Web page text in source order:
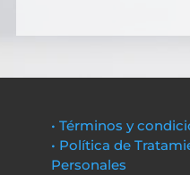
• Términos y
• Política de
Personales